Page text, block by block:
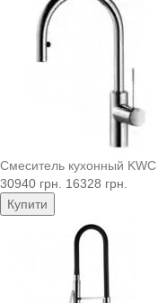
Смеситель кухонный
30940 грн. 16328 грн.
Купити